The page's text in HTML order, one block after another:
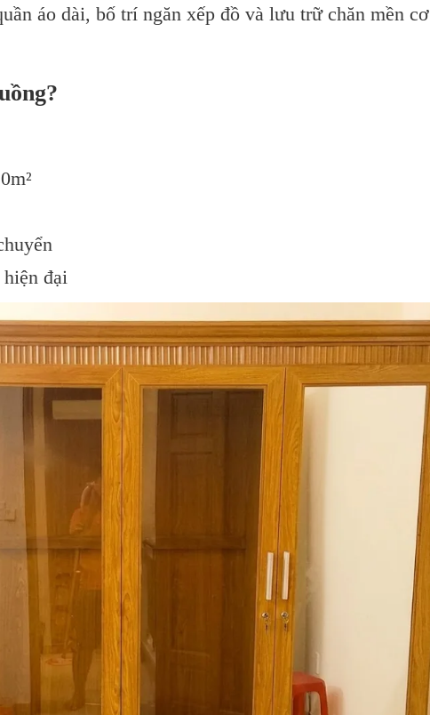
áo dài, bố trí ngăn xếp đồ và lưu trữ chăn mền cơ
đại